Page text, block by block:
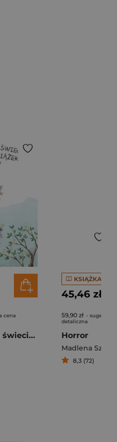
cena
Najwyższa na świecie wieża z książek
KSIĄŻKA
45,46 zł
59,90 zł -
detaliczna
Horror
Madlena
8,3 (72)